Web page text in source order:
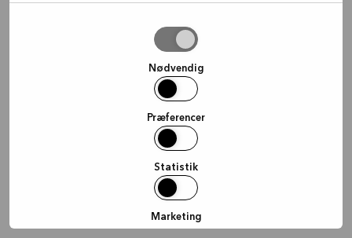
Nødvendig
Præferencer
Statistik
Marketing